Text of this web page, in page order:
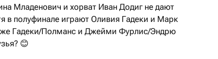
Младенович и хорват Иван Додиг не дают
в полуфинале играют Оливия Гадеки и Марк
Гадеки/Полманс и Джейми Фурлис/Эндрю
😊